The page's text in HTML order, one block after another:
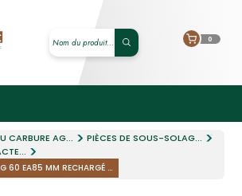
0
CARBURE AG...
PIÈCES DE SOUS-SOLAG...
60 EA85 MM RECHARGÉ ...